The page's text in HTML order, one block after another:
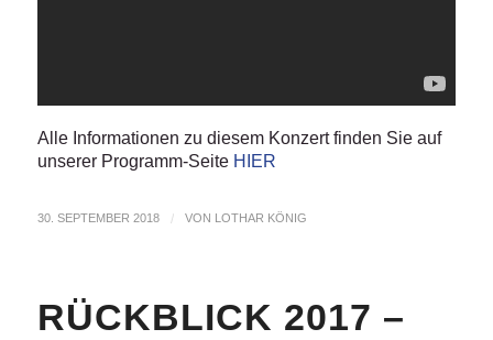
Alle Informationen zu diesem Konzert finden Sie auf
unserer Programm-Seite HIER
30. SEPTEMBER 2018 / VON LOTHAR KÖNIG
RÜCKBLICK 2017 –